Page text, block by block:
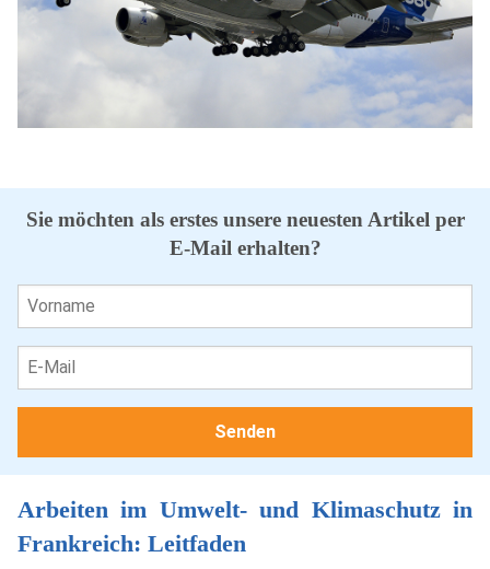
Sie möchten als erstes unsere neuesten Artikel per
E-Mail erhalten?
Arbeiten im Umwelt- und Klimaschutz in
Frankreich: Leitfaden